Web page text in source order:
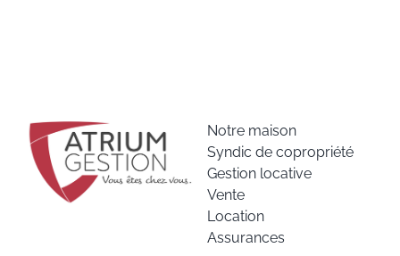
Notre maison
Syndic de copropriété
Gestion locative
Vente
Location
Assurances